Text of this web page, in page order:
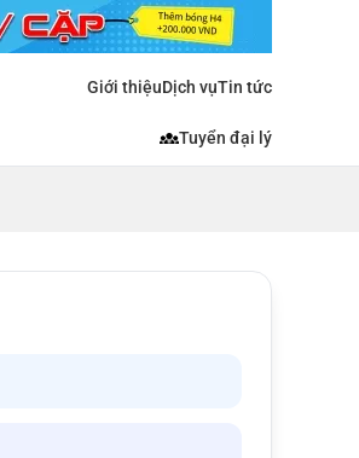
Giới thiệuDịch vụTin tức
Tuyển đại lý